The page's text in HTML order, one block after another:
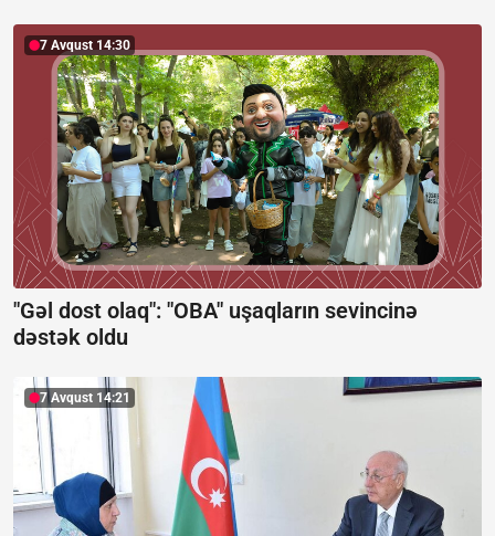
7 Avqust 14:30
"Gəl dost olaq": "OBA" uşaqların sevincinə
dəstək oldu
7 Avqust 14:21